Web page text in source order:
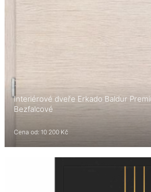
Interiérové dveře Erkado Baldur
Bezfalcové
Cena od: 10 200 Kč